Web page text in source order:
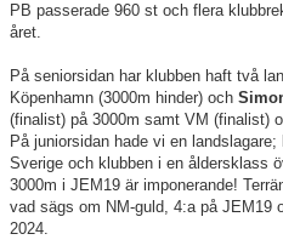
1930-TALET
UR MINNETS SKATTKAMMARE
PB passerade 960 st och flera
året.
På seniorsidan har klubben haft två
Köpenhamn (3000m hinder) och
(finalist) på 3000m samt VM (finalist)
På juniorsidan hade vi en landslagare;
Sverige och klubben i en åldersklass
3000m i JEM19 är imponerande!
vad sägs om NM-guld, 4:a på JEM19
2024.